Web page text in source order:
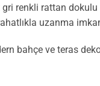
renkli rattan
uzanma
bahçe ve teras